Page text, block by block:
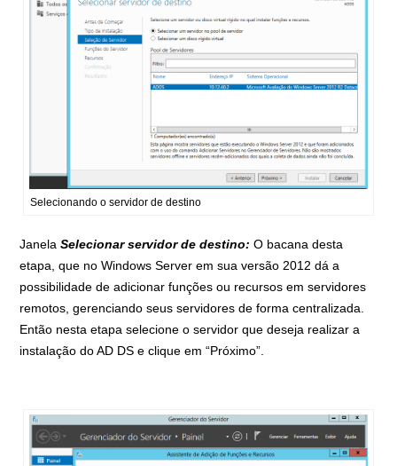
Selecionando o servidor de destino
Janela Selecionar servidor de destino: O bacana desta
etapa, que no Windows Server em sua versão 2012 dá a
possibilidade de adicionar funções ou recursos em servidores
remotos, gerenciando seus servidores de forma centralizada.
Então nesta etapa selecione o servidor que deseja realizar a
instalação do AD DS e clique em “Próximo”.